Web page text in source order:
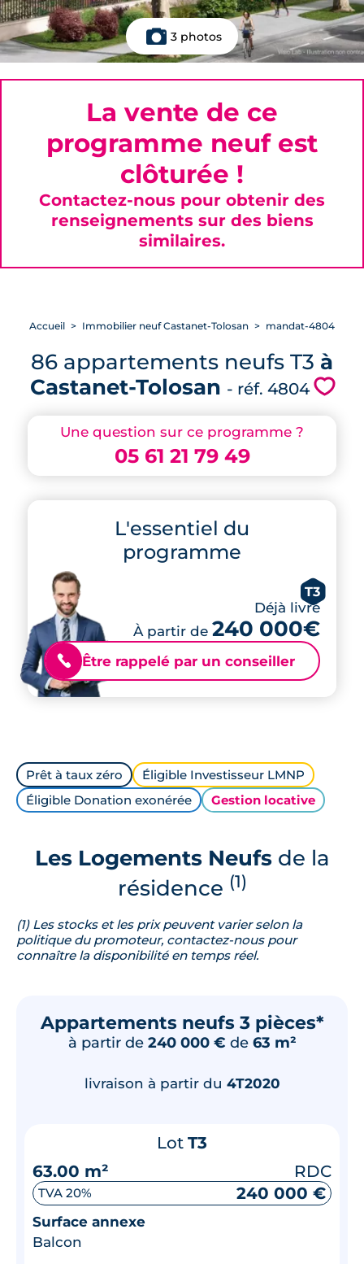
3 photos
Une question sur ce programme ?
05 61 21 79 49
L'essentiel du
programme
T3
Déjà livré
À partir de 240 000€
📞 Être rappelé par un conseiller
Accueil Immobilier neuf Castanet-Tolosan mandat-4804
86 appartements neufs T3 à
Castanet-Tolosan - réf. 4804 💗
La vente de ce
programme neuf est
clôturée !
Contactez-nous pour obtenir des
renseignements sur des biens
similaires.
Prêt à taux zéro
Éligible Investisseur LMNP
Éligible Donation exonérée
Gestion locative
Les Logements Neufsde la
résidence (1)
(1) Les stocks et les prix peuvent varier selon la
politique du promoteur, contactez-nous pour
connaître la disponibilité en temps réel.
Appartements neufs 3 pièces*
à partir de 240 000 € de 63 m²
livraison à partir du 4T2020
Lot T3
63.00 m²
RDC
TVA 20% 240 000 €
Surface annexe
Balcon